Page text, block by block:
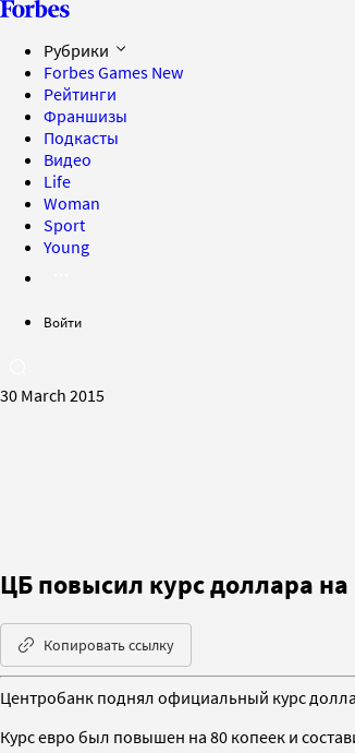
Рубрики
Forbes Games New
Рейтинги
Франшизы
Подкасты
Видео
Life
Woman
Sport
Young
Войти
30 March 2015
ЦБ повысил курс доллара на
Копировать ссылку
Центробанк поднял официальный курс
Курс евро был повышен на 80 копеек и